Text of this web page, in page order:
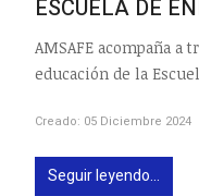
ESCUELA DE
AMSAFE acompaña a
educación de la
Creado: 05 Diciembre 2024
Seguir leyendo...